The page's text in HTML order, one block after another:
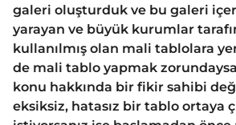
galeri oluşturduk ve bu galeri
yarayan ve büyük kurumlar
kullanılmış olan mali tablolara
de mali tablo yapmak
konu hakkında bir fikir sahibi
eksiksiz, hatasız bir tablo ortaya